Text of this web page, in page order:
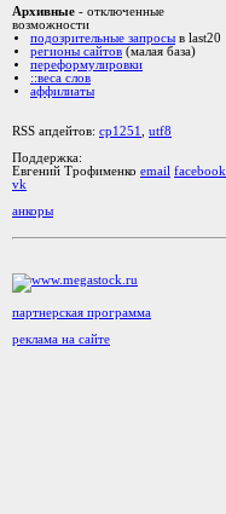
Архивные - отключенные
возможности
подозрительные запросы в last20
регионы сайтов (малая база)
переформулировки
::веса слов
аффилиаты
RSS апдейтов: cp1251
utf8
Поддержка:
Евгений Трофименко email facebook
vk
анкоры
партнерская программа
реклама на сайте